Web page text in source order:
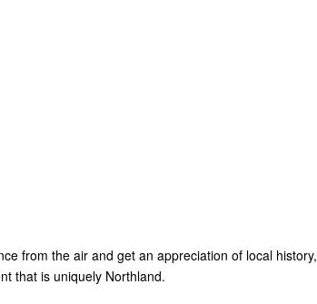
from the air and get an appreciation of local history,
that is uniquely Northland.